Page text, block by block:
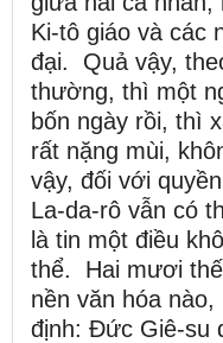
Ki-tô giáo và các
đại. Quả vậy,
thường, thì một
bốn ngày rồi, thì
rất nặng mùi,
vậy, đối với
La-da-rô vẫn có
là tin một điều
thể. Hai mươi
nền văn hóa
định: Đức Giê-su